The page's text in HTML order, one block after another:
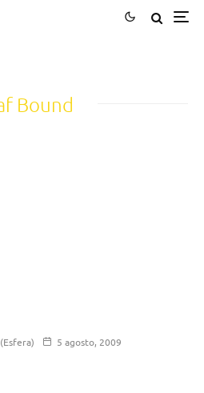
Bound
5 agosto, 2009